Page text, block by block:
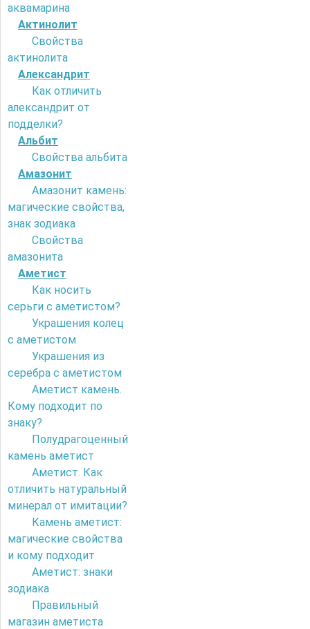
аквамарина
Актинолит
Свойства
актинолита
Александрит
Как отличить
александрит от
подделки?
Альбит
Свойства альбита
Амазонит
Амазонит камень:
магические свойства,
знак зодиака
Свойства
амазонита
Аметист
Как носить
серьги с аметистом?
Украшения колец
с аметистом
Украшения из
серебра с аметистом
Аметист камень.
Кому подходит по
знаку?
Полудрагоценный
камень аметист
Аметист. Как
отличить натуральный
минерал от имитации?
Камень аметист:
магические свойства
и кому подходит
Аметист: знаки
зодиака
Правильный
магазин аметиста